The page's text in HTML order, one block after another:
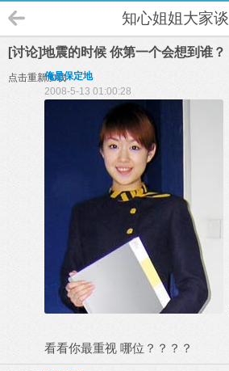
知心姐姐大家谈
[讨论]地震的时候 你第一个会想到谁？
点击重新加载俺是保定地
2008-5-13 01:00:28
看看你最重视 哪位？？？？